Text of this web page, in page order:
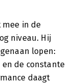
je kunt als
op uitoefenen en
gebruik van en
mee in de
niveau. Hij
lopen:
de constante
daagt